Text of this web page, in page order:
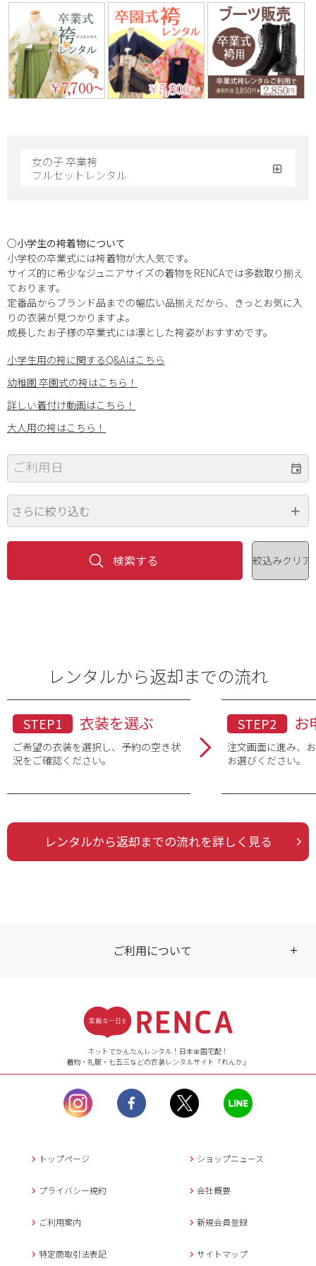
女の子 卒業袴
フルセットレンタル
○小学生の袴着物について
小学校の卒業式には袴着物が大人気です。
サイズ的に希少なジュニアサイズの着物をRENCAでは多数取り揃え
ております。
定番品からブランド品までの幅広い品揃えだから、きっとお気に入
りの衣装が見つかりますよ。
成長したお子様の卒業式には凛とした袴姿がおすすめです。
小学生用の袴に関するQ&Aはこちら
幼稚園 卒園式の袴はこちら！
詳しい着付け動画はこちら！
大人用の袴はこちら！
ご利用日
さらに絞り込む
素材
着物の色
※複数選択可
レンタルから返却までの流れ
STEP1 衣装を選ぶ
ご希望の衣装を選択し、予約の空き状
況をご確認ください。
STEP2 お
注文画面に進み、
お選びください。
レンタルから返却までの流れを詳しく見る
ご利用について
【ご注文（インターネット）】
24時間年中無休
【お問い合わせ窓口（メー
土曜日、日曜日、臨
時休業日を除く。
のぞき翌日営業日以降に
返信させていただきま
年末年始、大型連休
メールでのお問い合わせ
ネットでかんたんレンタル！日本全国宅配！
着物・礼服・七五三などの衣装レンタルサイト「れんか」
トップページ ショップニュース
プライバシー規約 会社概要
ご利用案内 新規会員登録
特定商取引法表記 サイトマップ